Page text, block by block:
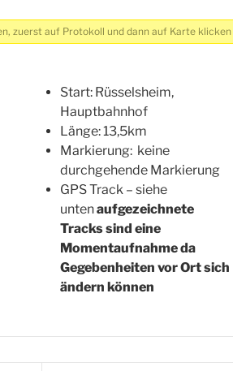
zuerst auf Protokoll und dann auf Karte klicken
Start: Rüsselsheim,
Hauptbahnhof
Länge: 13,5km
Markierung: keine
durchgehende Markierung
GPS Track – siehe
untenaufgezeichnete
Tracks sind eine
Momentaufnahme da
Gegebenheiten vor Ort sich
ändern können